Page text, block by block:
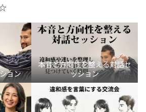
ョン
本音と方向性を整える対話セ
ッション